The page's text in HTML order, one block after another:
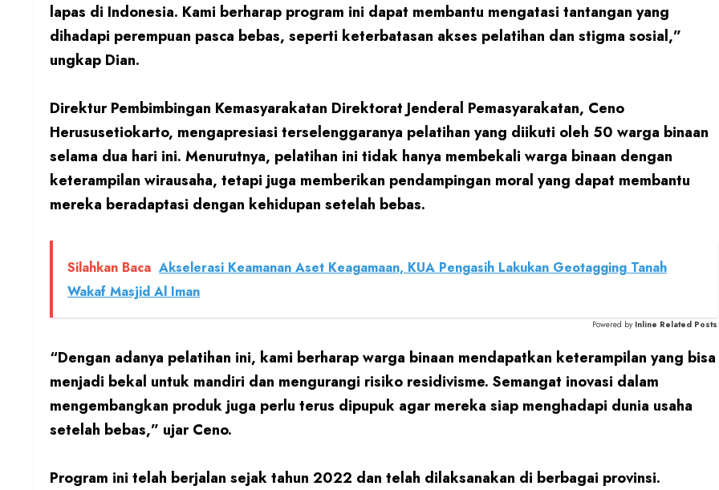
lapas di Indonesia. Kami berharap program ini dapat membantu mengatasi tantangan yang
dihadapi perempuan pasca bebas, seperti keterbatasan akses pelatihan dan stigma sosial,”
ungkap Dian.
Direktur Pembimbingan Kemasyarakatan Direktorat Jenderal Pemasyarakatan, Ceno
Herususetiokarto, mengapresiasi terselenggaranya pelatihan yang diikuti oleh 50 warga binaan
selama dua hari ini. Menurutnya, pelatihan ini tidak hanya membekali warga binaan dengan
keterampilan wirausaha, tetapi juga memberikan pendampingan moral yang dapat membantu
mereka beradaptasi dengan kehidupan setelah bebas.
Silahkan Baca Akselerasi Keamanan Aset Keagamaan, KUA Pengasih Lakukan Geotagging Tanah
Wakaf Masjid Al Iman
Powered by Inline Related Posts
“Dengan adanya pelatihan ini, kami berharap warga binaan mendapatkan keterampilan yang bisa
menjadi bekal untuk mandiri dan mengurangi risiko residivisme. Semangat inovasi dalam
mengembangkan produk juga perlu terus dipupuk agar mereka siap menghadapi dunia usaha
setelah bebas,” ujar Ceno.
Program ini telah berjalan sejak tahun 2022 dan telah dilaksanakan di berbagai provinsi.